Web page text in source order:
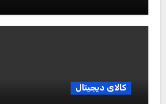
کالای دیجیتال